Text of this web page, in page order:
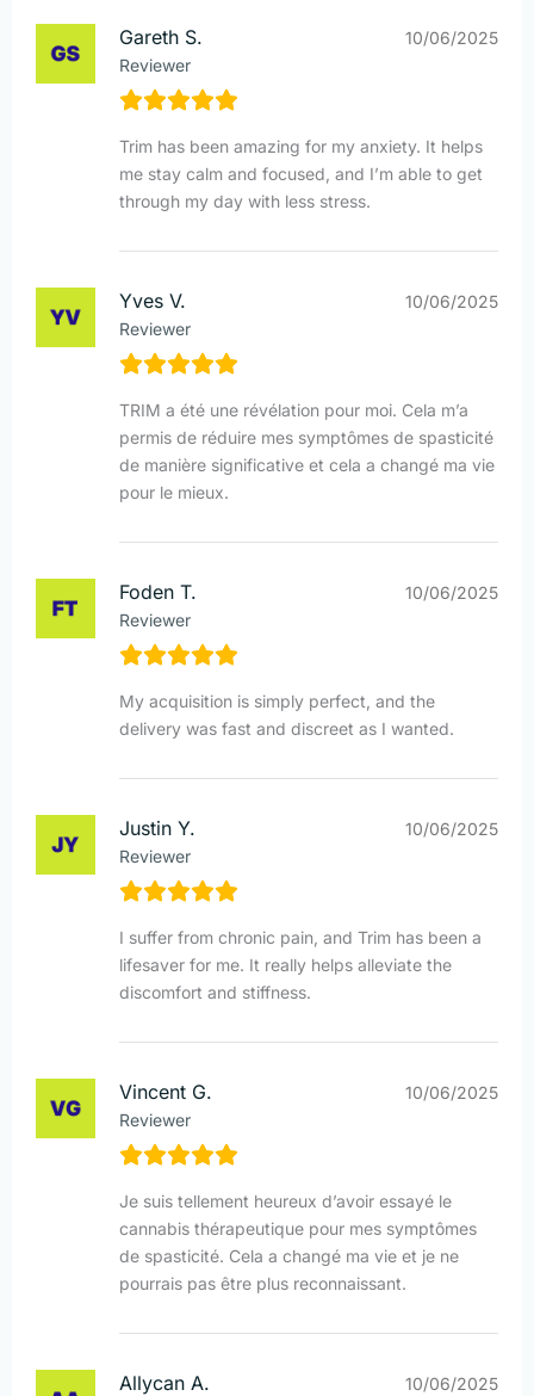
Gareth S.
Reviewer
10/06/2025
Trim has been amazing for my anxiety. It helps
me stay calm and focused, and I’m able to get
through my day with less stress.
Yves V.
Reviewer
10/06/2025
TRIM a été une révélation pour moi. Cela m’a
permis de réduire mes symptômes de spasticité
de manière significative et cela a changé ma vie
pour le mieux.
Foden T.
Reviewer
10/06/2025
My acquisition is simply perfect, and the
delivery was fast and discreet as I wanted.
Justin Y.
Reviewer
10/06/2025
I suffer from chronic pain, and Trim has been a
lifesaver for me. It really helps alleviate the
discomfort and stiffness.
Vincent G.
Reviewer
10/06/2025
Je suis tellement heureux d’avoir essayé le
cannabis thérapeutique pour mes symptômes
de spasticité. Cela a changé ma vie et je ne
pourrais pas être plus reconnaissant.
Allycan A. 10/06/2025